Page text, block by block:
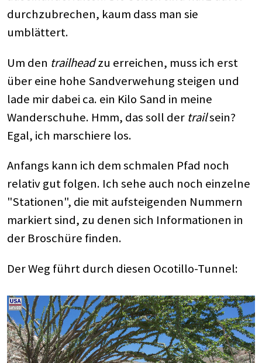
durchzubrechen, kaum dass man sie
umblättert.
Um den trailheadzu erreichen, muss ich erst
über eine hohe Sandverwehung steigen und
lade mir dabei ca. ein Kilo Sand in meine
Wanderschuhe. Hmm, das soll der trailsein?
Egal, ich marschiere los.
Anfangs kann ich dem schmalen Pfad noch
relativ gut folgen. Ich sehe auch noch einzelne
"Stationen", die mit aufsteigenden Nummern
markiert sind, zu denen sich Informationen in
der Broschüre finden.
Der Weg führt durch diesen Ocotillo-Tunnel: